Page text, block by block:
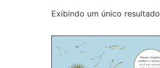
Exibindo um único resultado